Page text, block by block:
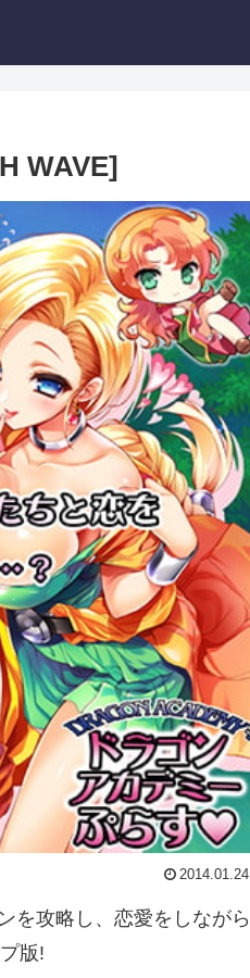
WAVE]
2014.01.24
を攻略し、恋愛をしながら
版!